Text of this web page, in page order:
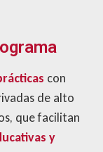
con
de alto
que facilitan
y